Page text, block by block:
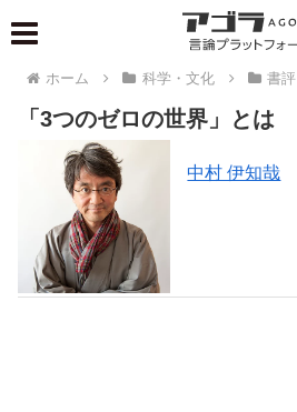
ホーム 科学・文化 書評
「3つのゼロの世界」とは
中村 伊知哉